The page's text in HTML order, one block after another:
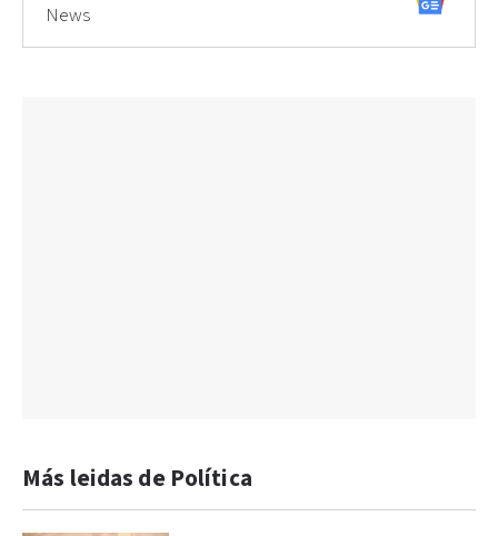
News
Más leidas de Política